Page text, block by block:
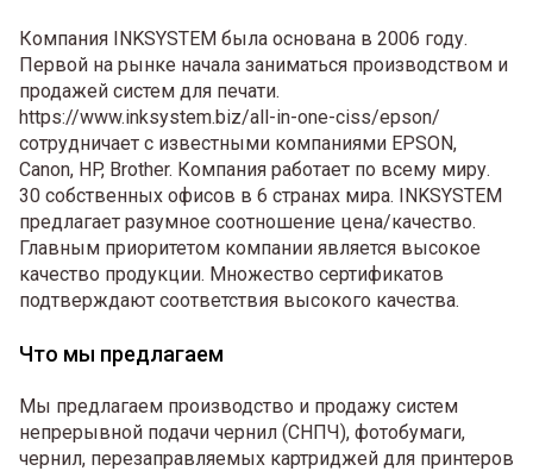
Компания INKSYSTEM была основана в 2006 году.
Первой на рынке начала заниматься производством и
продажей систем для печати.
https://www.inksystem.biz/all-in-one-ciss/epson/
сотрудничает с известными компаниями EPSON,
Canon, HP, Brother. Компания работает по всему миру.
30 собственных офисов в 6 странах мира. INKSYSTEM
предлагает разумное соотношение цена/качество.
Главным приоритетом компании является высокое
качество продукции. Множество сертификатов
подтверждают соответствия высокого качества.
Что мы предлагаем
Мы предлагаем производство и продажу систем
непрерывной подачи чернил (СНПЧ), фотобумаги,
чернил, перезаправляемых картриджей для принтеров